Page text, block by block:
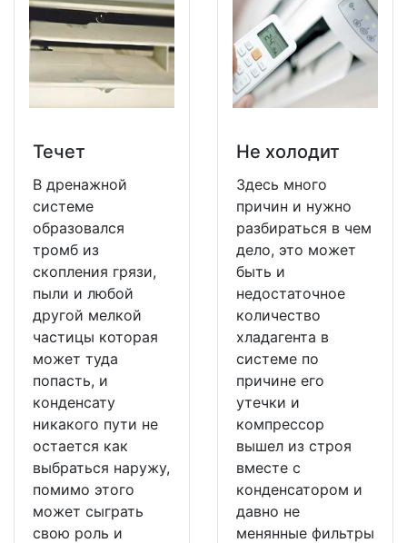
Течет
В дренажной
системе
образовался
тромб из
скопления грязи,
пыли и любой
другой мелкой
частицы которая
может туда
попасть, и
конденсату
никакого пути не
остается как
выбраться наружу,
помимо этого
может сыграть
свою роль и
Не холодит
Здесь много
причин и нужно
разбираться в чем
дело, это может
быть и
недостаточное
количество
хладагента в
системе по
причине его
утечки и
компрессор
вышел из строя
вместе с
конденсатором и
давно не
менянные фильтры